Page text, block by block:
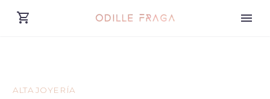
ALTA JOYERÍA